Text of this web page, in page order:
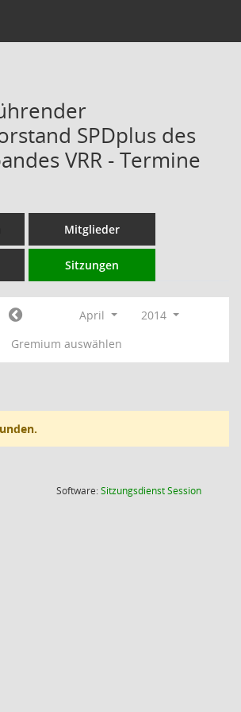
SPDplus des
VRR - Termine
Mitglieder
Sitzungen
April
2014
Gremium auswählen
Software:SitzungsdienstSession(Wird in